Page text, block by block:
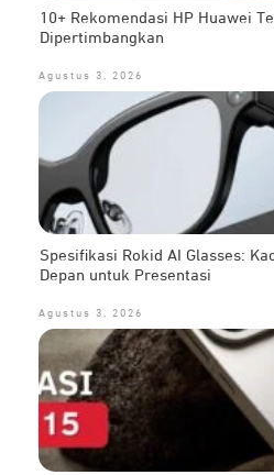
10+ Rekomendasi HP Huawei
Dipertimbangkan
Agustus 3, 2026
Spesifikasi Rokid AI Glasses:
Depan untuk Presentasi
Agustus 3, 2026